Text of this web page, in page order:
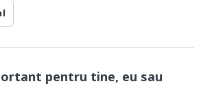
pentru tine, eu sau